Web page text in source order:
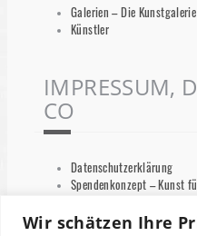
Wir schätzen Ihre
Galerien – Die
Künstler
IMPRESSUM,
CO
Datenschutzerklärung
Spendenkonzept – Kunst
Wichtige Informationen